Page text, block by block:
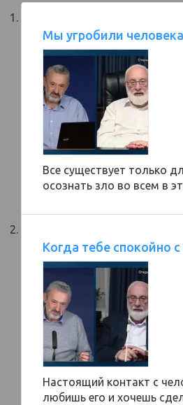
Мы угробили
Все существует только
осознать зло во всем в
Когда тебе спокойно
Настоящий контакт с
любишь его и хочешь